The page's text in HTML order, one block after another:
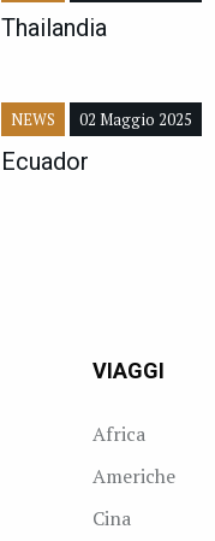
Thailandia
NEWS 02 Maggio 2025
Ecuador
VIAGGI
Africa
Americhe
Cina